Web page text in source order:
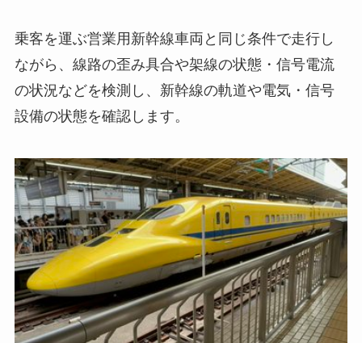
乗客を運ぶ営業用新幹線車両と同じ条件で走行し
ながら、線路の歪み具合や架線の状態・信号電流
の状況などを検測し、新幹線の軌道や電気・信号
設備の状態を確認します。